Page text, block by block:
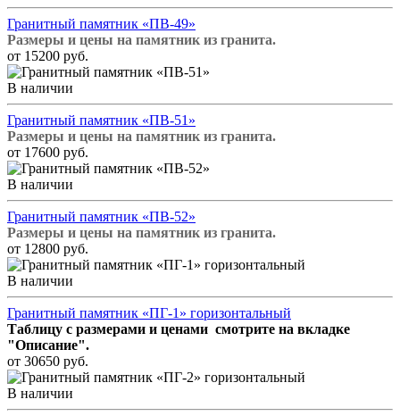
Гранитный памятник «ПВ-49»
Размеры и цены на памятник из гранита.
от 15200 руб.
В наличии
Гранитный памятник «ПВ-51»
Размеры и цены на памятник из гранита.
от 17600 руб.
В наличии
Гранитный памятник «ПВ-52»
Размеры и цены на памятник из гранита.
от 12800 руб.
В наличии
Гранитный памятник «ПГ-1» горизонтальный
Таблицу с размерами и ценами смотрите на вкладке
"Описание".
от 30650 руб.
В наличии